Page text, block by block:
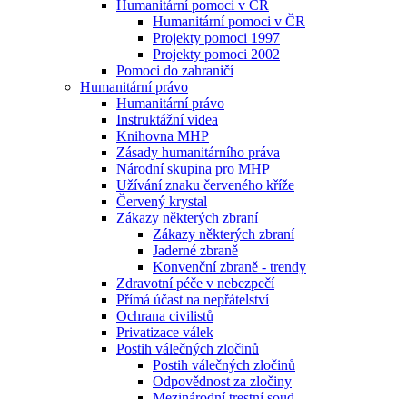
Humanitární pomoci v ČR
Humanitární pomoci v ČR
Projekty pomoci 1997
Projekty pomoci 2002
Pomoci do zahraničí
Humanitární právo
Humanitární právo
Instruktážní videa
Knihovna MHP
Zásady humanitárního práva
Národní skupina pro MHP
Užívání znaku červeného kříže
Červený krystal
Zákazy některých zbraní
Zákazy některých zbraní
Jaderné zbraně
Konvenční zbraně - trendy
Zdravotní péče v nebezpečí
Přímá účast na nepřátelství
Ochrana civilistů
Privatizace válek
Postih válečných zločinů
Postih válečných zločinů
Odpovědnost za zločiny